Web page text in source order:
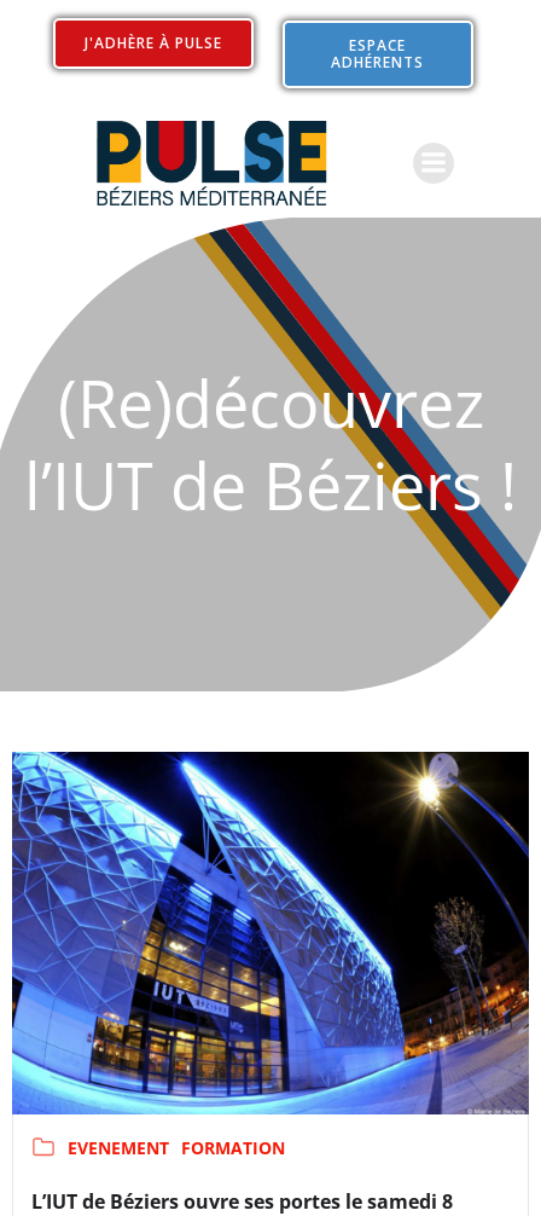
Aller
contenu
J'ADHÈRE À PULSE
ESPACE
ADHÉRENTS
(Re)découvrez
l’IUT de Béziers !
EVENEMENT FORMATION
L’IUT de Béziers ouvre ses portes le samedi 8